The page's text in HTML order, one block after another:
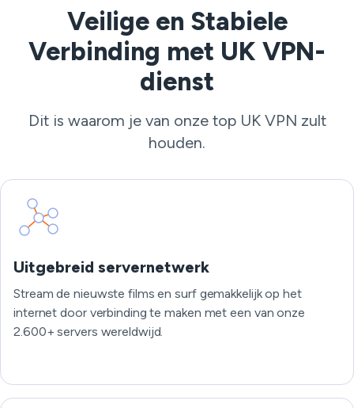
Veilige en Stabiele
Verbinding met UK VPN-
dienst
Dit is waarom je van onze top UK VPN zult
houden.
Uitgebreid servernetwerk
Stream de nieuwste films en surf gemakkelijk op het
internet door verbinding te maken met een van onze
2.600+ servers wereldwijd.